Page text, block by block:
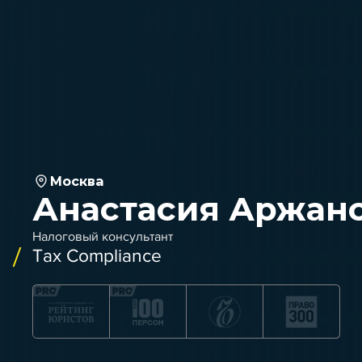
Москва
Анастасия
Налоговый консультант
Tax Compliance